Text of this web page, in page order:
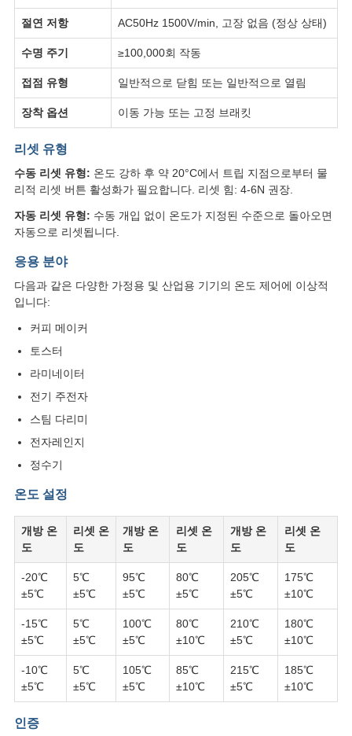
절연 저항 AC50Hz 1500V/min, 고장 없음 (정상 상태)
수명 주기 ≥100,000회 작동
접점 유형 일반적으로 닫힘 또는 일반적으로 열림
장착 옵션 이동 가능 또는 고정 브래킷
리셋 유형
수동 리셋 유형: 온도 강하 후 약 20°C에서 트립 지점으로부터 물
리적 리셋 버튼 활성화가 필요합니다. 리셋 힘: 4-6N 권장.
자동 리셋 유형: 수동 개입 없이 온도가 지정된 수준으로 돌아오면
자동으로 리셋됩니다.
응용 분야
다음과 같은 다양한 가정용 및 산업용 기기의 온도 제어에 이상적
입니다:
커피 메이커
토스터
라미네이터
전기 주전자
스팀 다리미
전자레인지
정수기
온도 설정
개방 온
도
리셋 온
도
개방 온
도
리셋 온
도
개방 온
도
리셋 온
도
-20℃
±5℃
5℃
±5℃
95℃
±5℃
80℃
±5℃
205℃
±5℃
175℃
±10℃
-15℃
±5℃
5℃
±5℃
100℃
±5℃
80℃
±10℃
210℃
±5℃
180℃
±10℃
-10℃
±5℃
5℃
±5℃
105℃
±5℃
85℃
±10℃
215℃
±5℃
185℃
±10℃
인증